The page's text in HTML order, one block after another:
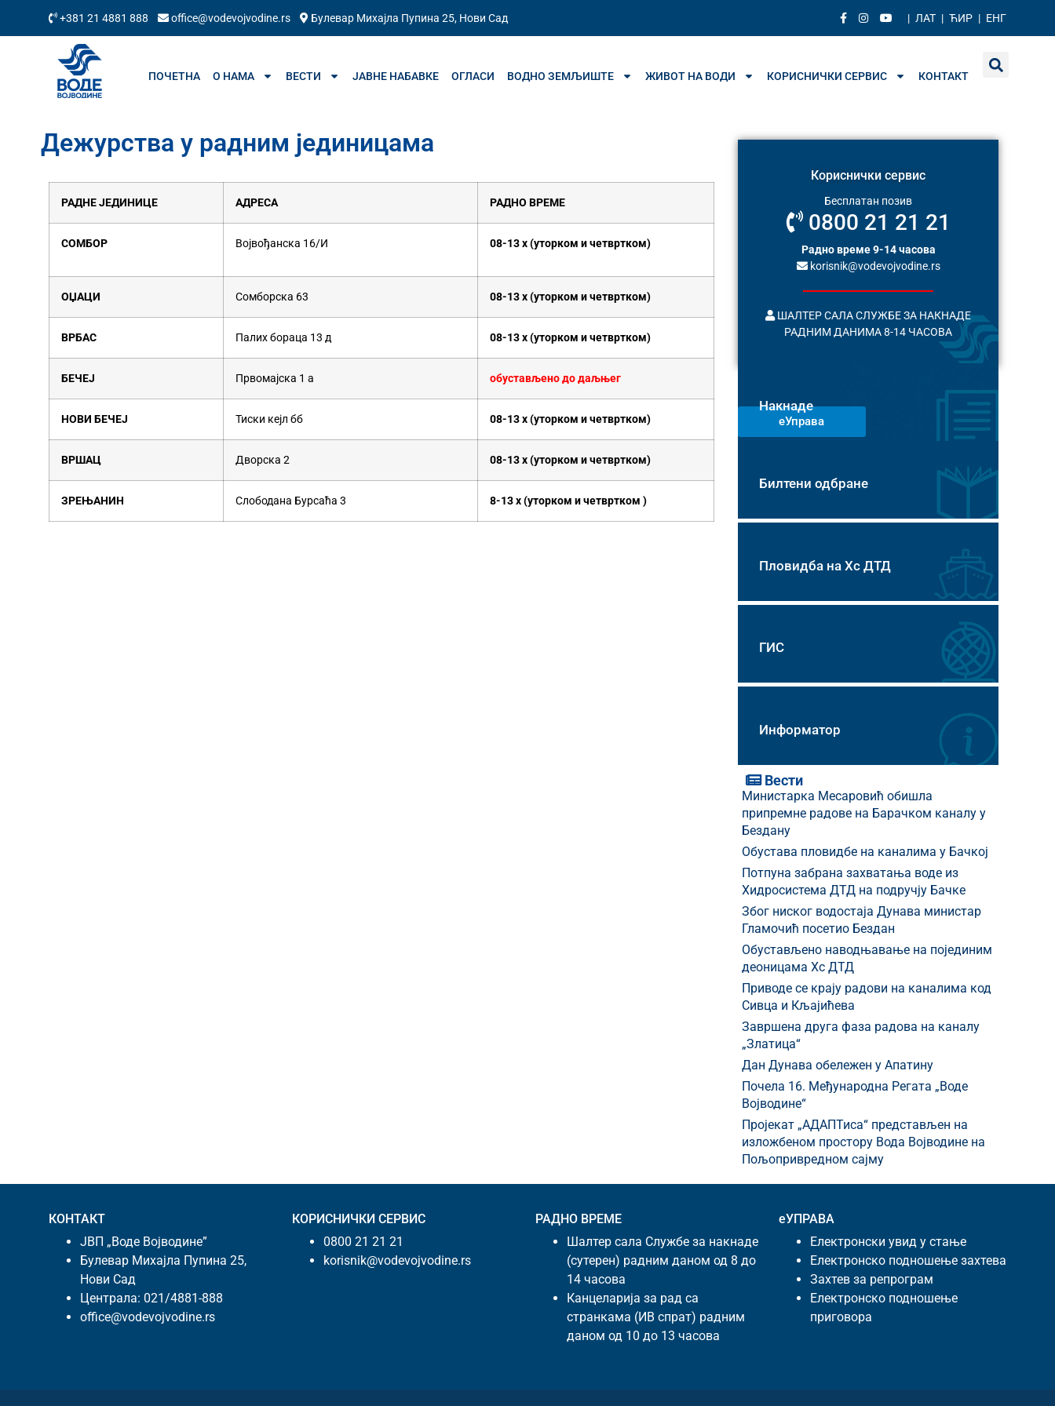
+381 21 4881 888 office@vodevojvodine.rs Булевар Михајла Пупина 25, Нови Сад | ЛАТ | ЋИР | ЕНГ
ПОЧЕТНА О НАМА ВЕСТИ ЈАВНЕ НАБАВКЕ ОГЛАСИ ВОДНО ЗЕМЉИШТЕ ЖИВОТ НА ВОДИ КОРИСНИЧКИ СЕРВИС КОНТАКТ
Дежурства у радним јединицама
РАДНЕ ЈЕДИНИЦЕ АДРЕСА РАДНО ВРЕМЕ
СОМБОР Војвођанска 16/И 08-13 х (уторком и четвртком)
ОЏАЦИ Сомборска 63 08-13 х (уторком и четвртком)
ВРБАС Палих бораца 13 д 08-13 х (уторком и четвртком)
БЕЧЕЈ Првомајска 1 а обустављено до даљњег
НОВИ БЕЧЕЈ Тиски кејл бб 08-13 х (уторком и четвртком)
ВРШАЦ Дворска 2 08-13 х (уторком и четвртком)
ЗРЕЊАНИН Слободана Бурсаћа 3 8-13 х(уторком и четвртком )
Кориснички сервис
Бесплатан позив
0800 21 21 21
Радно време 9-14 часова
korisnik@vodevojvodine.rs
ШАЛТЕР САЛА СЛУЖБЕ ЗА НАКНАДЕ
РАДНИМ ДАНИМА 8-14 ЧАСОВА
Накнаде
еУправа
Билтени одбране
Пловидба на Хс ДТД
ГИС
Информатор
Вести
Министарка Месаровић обишла
припремне радове на Барачком каналу у
Бездану
Обустава пловидбе на каналима у Бачкој
Потпуна забрана захватања воде из
Хидросистема ДТД на подручју Бачке
Због ниског водостаја Дунава министар
Гламочић посетио Бездан
Обустављено наводњавање на појединим
деоницама Хс ДТД
Приводе се крају радови на каналима код
Сивца и Кљајићева
Завршена друга фаза радова на каналу
„Златица“
Дан Дунава обележен у Апатину
Почела 16. Међународна Регата „Воде
Војводине“
Пројекат „АДАПТиса“ представљен на
изложбеном простору Вода Војводине на
Пољопривредном сајму
КОНТАКТ
ЈВП „Воде Војводине”
Булевар Михајла Пупина 25,
Нови Сад
Централа: 021/4881-888
office@vodevojvodine.rs
КОРИСНИЧКИ СЕРВИС
0800 21 21 21
korisnik@vodevojvodine.rs
РАДНО ВРЕМЕ
Шалтер сала Службе за накнаде
(сутерен) радним даном од 8 до
14 часова
Канцеларија за рад са
странкама (ИВ спрат) радним
даном од 10 до 13 часова
еУПРАВА
Електронски увид у стање
Електронско подношење захтева
Захтев за репрограм
Електронско подношење
приговора